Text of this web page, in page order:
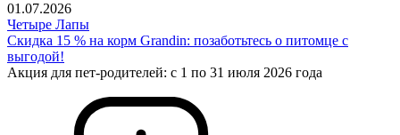
01.07.2026
Четыре Лапы
Скидка 15 % на корм Grandin: позаботьтесь о питомце с
выгодой!
Акция для пет-родителей: с 1 по 31 июля 2026 года